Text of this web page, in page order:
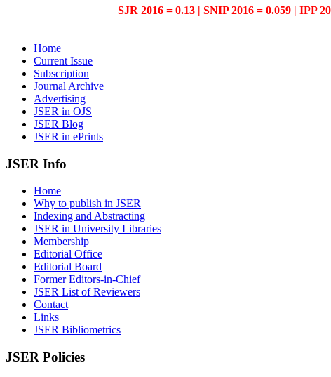
SJR 2016 = 0.13 | SNIP 2016 = 0.059 | IPP
Home
Current Issue
Subscription
Journal Archive
Advertising
JSER in OJS
JSER Blog
JSER in ePrints
JSER Info
Home
Why to publish in JSER
Indexing and Abstracting
JSER in University Libraries
Membership
Editorial Office
Editorial Board
Former Editors-in-Chief
JSER List of Reviewers
Contact
Links
JSER Bibliometrics
JSER Policies